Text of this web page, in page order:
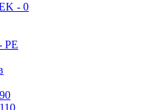
- 0
PE